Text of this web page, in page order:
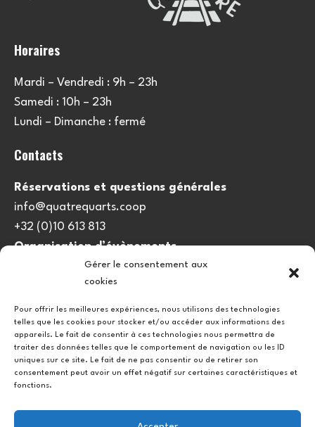
Gérer le consentement aux
cookies
Pour offrir les meilleures expériences, nous utilisons des technologies
telles que les cookies pour stocker et/ou accéder aux informations des
appareils. Le fait de consentir à ces technologies nous permettra de
traiter des données telles que le comportement de navigation ou les ID
uniques sur ce site. Le fait de ne pas consentir ou de retirer son
consentement peut avoir un effet négatif sur certaines caractéristiques et
fonctions.
Horaires
Mardi – Vendredi : 9h – 23h
Samedi : 10h – 23h
Lundi – Dimanche : fermé
Contacts
Réservations et questions générales
info@quatrequarts.coop
+32 (0)10 613 813
Organisation d’évènements
viedulieu@quatrequarts.coop
Politique de cookies (UE)